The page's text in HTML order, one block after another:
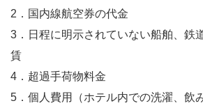
2．国内線航空券の代金
3．日程に明示されていない船舶、鉄
賃
4．超過手荷物料金
5．個人費用（ホテル内での洗濯、飲